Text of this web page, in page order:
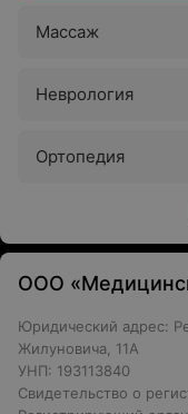
Массаж
Неврология
Ортопедия
ООО
Юридический адрес:
Жилуновича, 11А
УНП: 193113840
Свидетельство о